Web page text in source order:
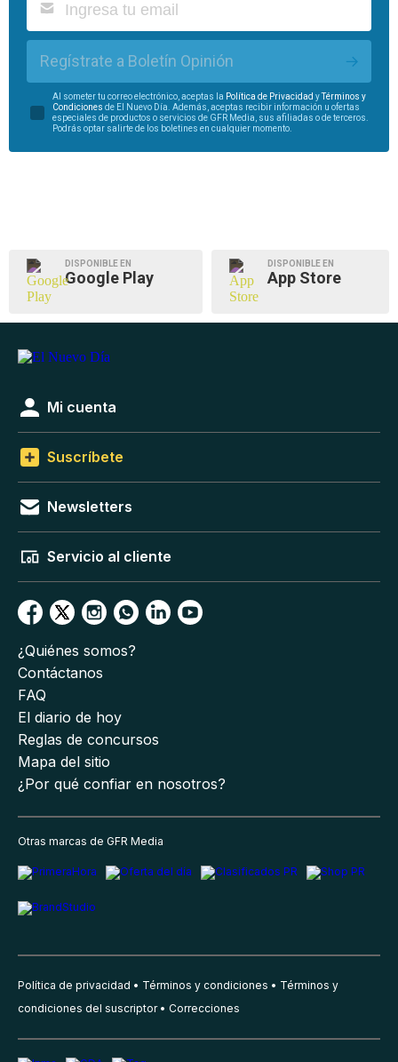
Regístrate a Boletín Opinión
Al someter tu correo electrónico, aceptas la Política de Privacidad y
Términos y
Condiciones de El Nuevo Día. Además, aceptas recibir información u ofertas
especiales de productos o servicios de GFR Media, sus afiliadas o de terceros.
Podrás optar salirte de los boletines en cualquier momento.
DISPONIBLE EN
Google Play
DISPONIBLE EN
App Store
Mi cuenta
Suscríbete
Newsletters
Servicio al cliente
¿Quiénes somos?
Contáctanos
FAQ
El diario de hoy
Reglas de concursos
Mapa del sitio
¿Por qué confiar en nosotros?
Otras marcas de GFR Media
Política de privacidad Términos y condiciones
Términos y
condiciones del suscriptor
Correcciones